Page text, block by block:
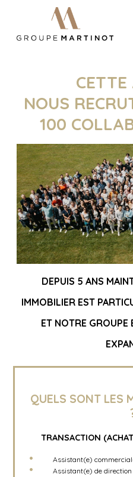
CETTE
NOUS
100
DEPUIS 5 ANS
IMMOBILIER EST
ET NOTRE GROUPE
QUELS SONT LES
TRANSACTION
Assistant(e)
Assistant(e) de direction